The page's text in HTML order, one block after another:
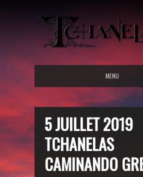
MENU
5 JUILLET 2019
TCHANELAS
CAMINANDO